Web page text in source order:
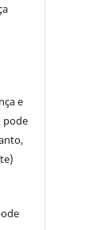
e
pode